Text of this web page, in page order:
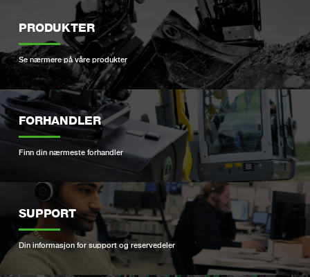
PRODUKTER
Se nærmere på våre produkter
FORHANDLER
Finn din nærmeste forhandler
SUPPORT
Din informasjon for support og reservedeler